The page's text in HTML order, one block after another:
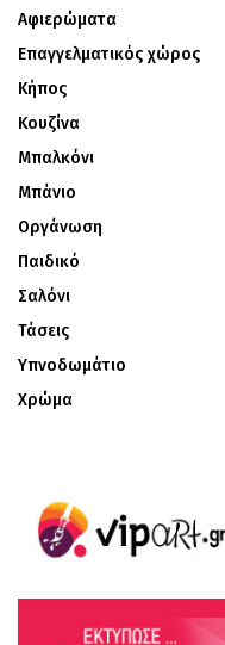
Αφιερώματα
Επαγγελματικός χώρος
Κήπος
Κουζίνα
Μπαλκόνι
Μπάνιο
Οργάνωση
Παιδικό
Σαλόνι
Τάσεις
Υπνοδωμάτιο
Χρώμα